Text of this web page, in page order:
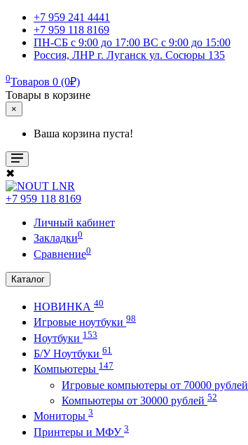
+7 959 241 4441
+7 959 118 8169
ПН-СБ с 9:00 до 17:00 ВС с 9:00 до 15:00
Россия, ЛНР г. Луганск ул. Сосюры 135
0Товаров 0 (0₽)
Товары в корзине
×
Ваша корзина пуста!
✖
+7 959 118 8169
Личный кабинет
Закладки0
Сравнение0
Каталог
НОВИНКА 40
Игровые ноутбуки 98
Ноутбуки 153
Б/У Ноутбуки 61
Компьютеры 147
Игровые компьютеры от 70000 рублей
Компьютеры от 30000 рублей 52
Мониторы 3
Принтеры и МФУ 3